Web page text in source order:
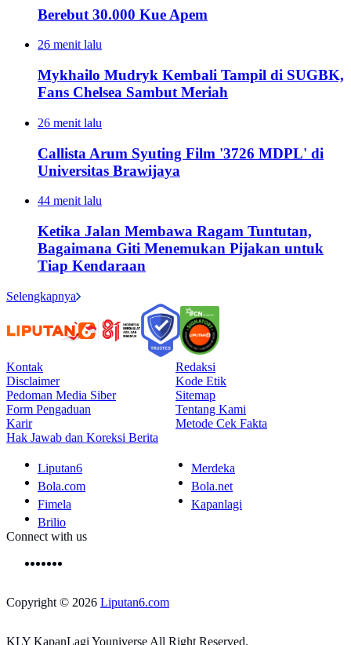
Berebut 30.000 Kue Apem
26 menit lalu
Mykhailo Mudryk Kembali Tampil di SUGBK,
Fans Chelsea Sambut Meriah
26 menit lalu
Callista Arum Syuting Film '3726 MDPL' di
Universitas Brawijaya
44 menit lalu
Ketika Jalan Membawa Ragam Tuntutan,
Bagaimana Giti Menemukan Pijakan untuk
Tiap Kendaraan
Selengkapnya
Kontak
Redaksi
Disclaimer
Kode Etik
Pedoman Media Siber
Sitemap
Form Pengaduan
Tentang Kami
Karir
Metode Cek Fakta
Hak Jawab dan Koreksi Berita
Liputan6
Merdeka
Bola.com
Bola.net
Fimela
Kapanlagi
Brilio
Connect with us
Copyright © 2026 Liputan6.com
KLY KapanLagi Youniverse All Right Reserved.